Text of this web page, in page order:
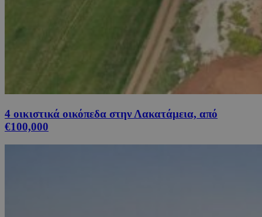
4 οικιστικά οικόπεδα στην Λακατάμεια, από
€100,000